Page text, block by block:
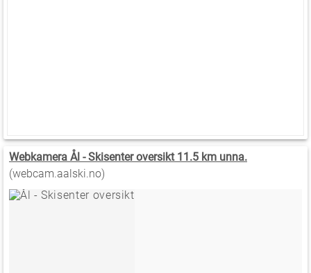
Webkamera Ål - Skisenter oversikt 11.5 km unna.
(webcam.aalski.no)